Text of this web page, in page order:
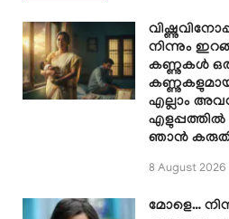
നിന്നും
കണ്ണുകൾ
എല്ലാം
ഞാൻ കരുതി
8 August 2026
മോളെ…